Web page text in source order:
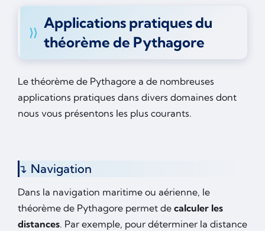
Applications pratiques du
théorème de Pythagore
Le théorème de Pythagore a de nombreuses
applications pratiques dans divers domaines dont
nous vous présentons les plus courants.
Navigation
Dans la navigation maritime ou aérienne, le
théorème de Pythagore permet de calculer les
distances. Par exemple, pour déterminer la distance